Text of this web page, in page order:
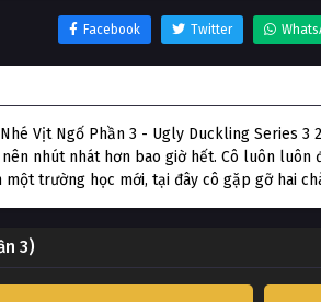
Facebook Twitter
Vịt Ngố Phần 3 - Ugly Duckling Series
nhút nhát hơn bao giờ hết. Cô luôn
trường học mới, tại đây cô gặp gỡ hai
3)